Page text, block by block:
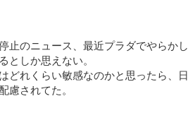
止のニュース、最近プラダでやらかし
としか思えない。
どれくらい敏感なのかと思ったら、日
慮されてた。